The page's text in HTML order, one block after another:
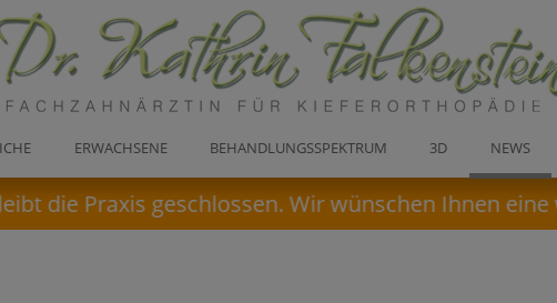
ERWACHSENE BEHANDLUNGSSPEKTRUM 3D NEWS
die Praxis geschlossen. Wir wünschen Ihnen eine